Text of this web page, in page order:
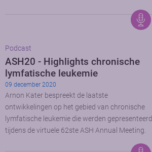
Podcast
ASH20 - Highlights chronische
lymfatische leukemie
09 december 2020
Arnon Kater bespreekt de laatste
ontwikkelingen op het gebied van chronische
lymfatische leukemie die werden gepresenteerd
tijdens de virtuele 62ste ASH Annual Meeting.